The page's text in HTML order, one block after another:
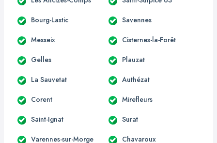
Bourg-Lastic Savennes
Messeix Cisternes-la-Forêt
Gelles Plauzat
La Sauvetat Authézat
Corent Mirefleurs
Saint-Ignat Surat
Varennes-sur-Morge Chavaroux